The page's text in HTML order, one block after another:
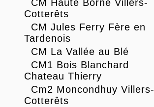
CM Haute Borne Villers-
Cotterêts
CM Jules Ferry Fère en
Tardenois
CM La Vallée au Blé
CM1 Bois Blanchard
Chateau Thierry
Cm2 Moncondhuy Villers-
Cotterêts